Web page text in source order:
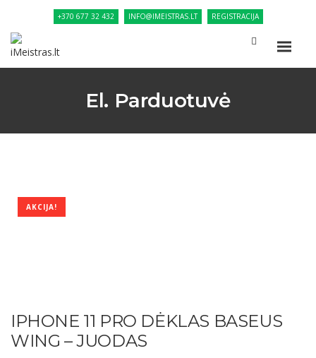
+370 677 32 432 INFO@IMEISTRAS.LT REGISTRACIJA
El. Parduotuvė
AKCIJA!
IPHONE 11 PRO DĖKLAS BASEUS
WING – JUODAS